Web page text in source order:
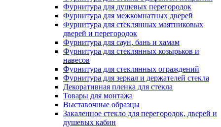
Фурнитура для душевых перегородок
Фурнитура для межкомнатных дверей
Фурнитура для стеклянных маятниковых
дверей и перегородок
Фурнитура для саун, бань и хамам
Фурнитура для стеклянных козырьков и
навесов
Фурнитура для стеклянных ограждений
Фурнитура для зеркал и держателей стекла
Декоративная пленка для стекла
Товары для монтажа
Выставочные образцы
Закаленное стекло для перегородок, дверей и
душевых кабин